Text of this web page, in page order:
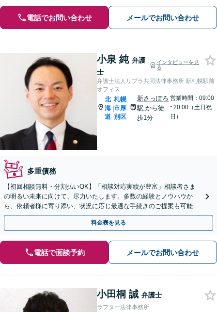
電話でお問い合わせ メールでお問い合わせ
小泉 純 弁護
士
インタビューを見
る
弁護士法人リブラ共同法律事務所 新札幌駅前
オフィス
北
海
道
|
札幌
市厚
別区
新さっぽろ
駅から徒
歩1分
営業時間：09:00
~20:00（土日祝
日）
多重債務
【初回相談無料・分割払いOK】「相談対応実績が豊富」相談者さま
の明るい未来に向けて、尽力いたします。多数の経験とノウハウか
ら、依頼者様に寄り添い、状況に応じ最適な手続きのご提案も可能。
手続きや交渉などは弁護士が対応【休日・夜間相談可】
料金表を見る
電話で面談予約 メールでお問い合わせ
小田桐 誠 弁護士
ラフター法律事務所